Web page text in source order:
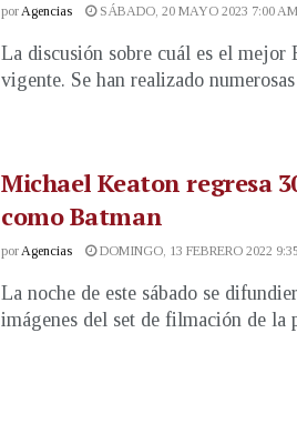
porAgencias SÁBADO, 20 MAYO 2023 7:00 AM
La discusión sobre cuál es el mejor
vigente. Se han realizado
Michael Keaton regresa
como Batman
por Agencias DOMINGO, 13 FEBRERO 2022
La noche de este sábado se
imágenes del set de filmación de